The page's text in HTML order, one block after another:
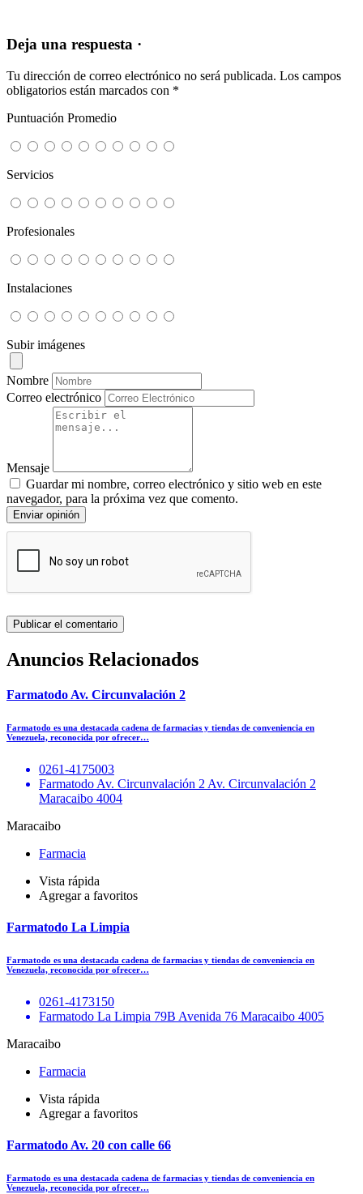
Deja una respuesta ·
Tu dirección de correo electrónico no será publicada. Los campos
obligatorios están marcados con *
Puntuación Promedio
Servicios
Profesionales
Instalaciones
Subir imágenes
Nombre
Correo electrónico
Mensaje
Guardar mi nombre, correo electrónico y sitio web en este
navegador, para la próxima vez que comento.
Enviar opinión
Anuncios Relacionados
Farmatodo Av. Circunvalación 2
Farmatodo es una destacada cadena de farmacias y tiendas de conveniencia en
Venezuela, reconocida por ofrecer…
0261-4175003
Farmatodo Av. Circunvalación 2 Av. Circunvalación 2
Maracaibo 4004
Maracaibo
Farmacia
Vista rápida
Agregar a favoritos
Farmatodo La Limpia
Farmatodo es una destacada cadena de farmacias y tiendas de conveniencia en
Venezuela, reconocida por ofrecer…
0261-4173150
Farmatodo La Limpia 79B Avenida 76 Maracaibo 4005
Maracaibo
Farmacia
Vista rápida
Agregar a favoritos
Farmatodo Av. 20 con calle 66
Farmatodo es una destacada cadena de farmacias y tiendas de conveniencia en
Venezuela, reconocida por ofrecer…